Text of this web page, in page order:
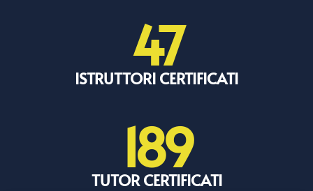
ISTRUTTORI CERTIFICATI
47
TUTOR CERTIFICATI
189